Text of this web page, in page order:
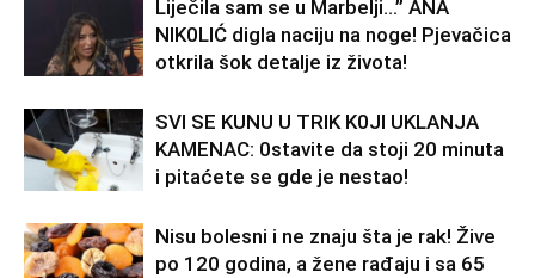
Liječila sam se u Marbelji…” ANA
NlK0LlĆ digla naciju na noge! Pjevačica
otkrila šok detalje iz života!
SVl SE KUNU U TRlK K0Jl UKLANJA
KAMENAC: 0stavite da stoji 20 minuta
i pitaćete se gde je nestao!
Nisu bolesni i ne znaju šta je rak! Žive
po 120 godina, a žene rađaju i sa 65